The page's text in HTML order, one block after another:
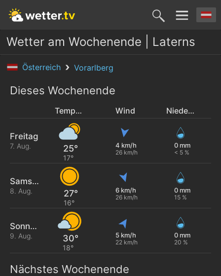
Wetter am Wochenende | Laterns
Österreich Vorarlberg
Dieses Wochenende
Temperatur Wind Niederschlag
Freitag
7. Aug. 25°
17°
4 km/h
26 km/h
0 mm
< 5 %
Samstag
8. Aug. 27°
16°
6 km/h
26 km/h
0 mm
15 %
Sonntag
9. Aug. 30°
18°
5 km/h
22 km/h
0 mm
20 %
Nächstes Wochenende